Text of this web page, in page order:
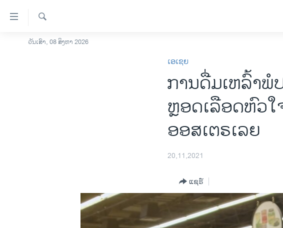
ລິ້ງ
ສຳຫລັບ
ໂຮມເພຈ
ຄົ້ນຫາ
ວັນເສົາ, 08 ສິງຫາ 2026
ເອເຊຍ
ການ​ດື່ມ​ເຫລົ້າ​ພໍ​
ຫຼອດ​ເລືອດ​​​ຫົວ​
ອອ​ສ​ເຕ​ຣ​ເລຍ
20,11,2021
ແຊຣ໌